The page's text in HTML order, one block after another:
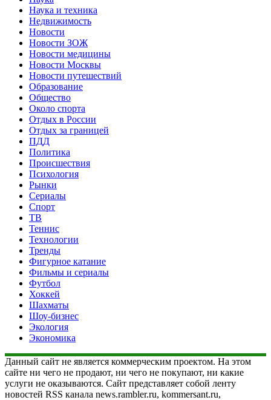
Наука и техника
Недвижимость
Новости
Новости ЗОЖ
Новости медицины
Новости Москвы
Новости путешествий
Образование
Общество
Около спорта
Отдых в России
Отдых за границей
ПДД
Политика
Происшествия
Психология
Рынки
Сериалы
Спорт
ТВ
Теннис
Технологии
Тренды
Фигурное катание
Фильмы и сериалы
Футбол
Хоккей
Шахматы
Шоу-бизнес
Экология
Экономика
Данный сайт не является коммерческим проектом. На этом
сайте ни чего не продают, ни чего не покупают, ни какие
услуги не оказываются. Сайт представляет собой ленту
новостей RSS канала news.rambler.ru, kommersant.ru,